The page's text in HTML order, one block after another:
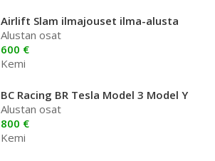
Airlift Slam ilmajouset ilma-alusta
Alustan osat
600 €
Kemi
BC Racing BR Tesla Model 3 Model Y
Alustan osat
800 €
Kemi